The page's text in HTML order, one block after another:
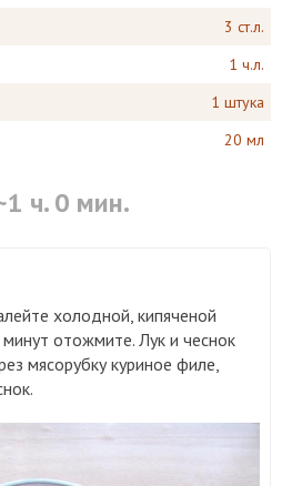
3 ст.л.
1 ч.л.
1 штука
20 мл
ч. 0 мин.
холодной, кипяченой
отожмите. Лук и чеснок
мясорубку куриное филе,